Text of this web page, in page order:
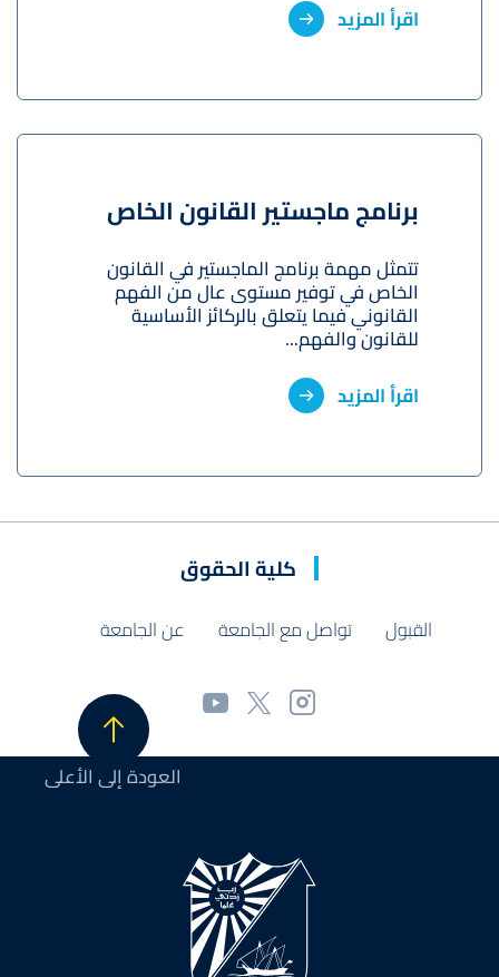
اقرأ المزيد
برنامج ماجستير القانون الخاص
تتمثل مهمة برنامج الماجستير في القانون
الخاص في توفير مستوى عال من الفهم
القانوني فيما يتعلق بالركائز الأساسية
للقانون والفهم...
اقرأ المزيد
كلية الحقوق
القبول تواصل مع الجامعة عن الجامعة
العودة إلى الأعلى